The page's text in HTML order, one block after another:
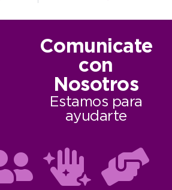
Comunicate
con
Nosotros
Estamos para
ayudarte